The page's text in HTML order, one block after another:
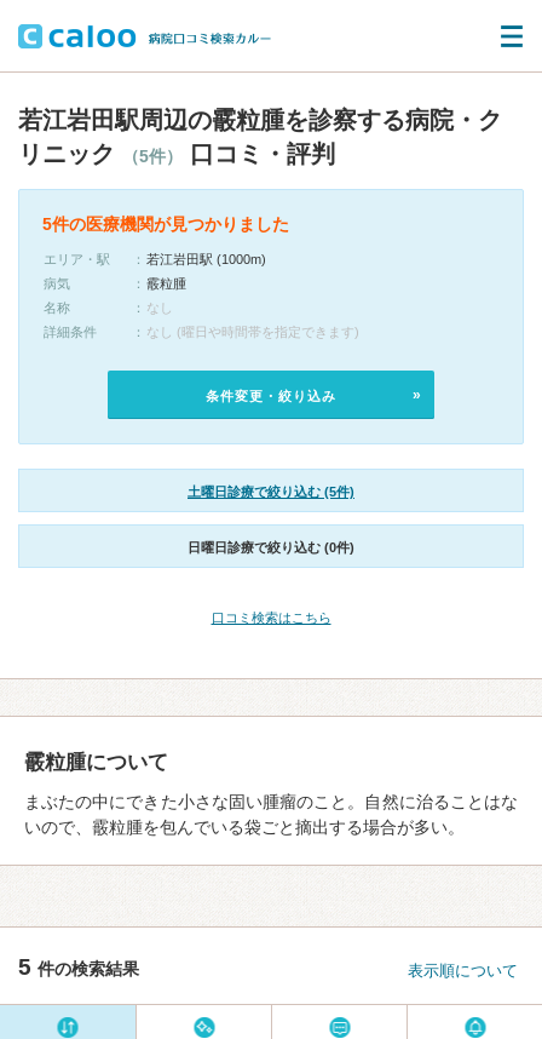
若江岩田駅周辺の霰粒腫を診察する病院・ク
リニック
（5件） 口コミ・評判
5件の医療機関が見つかりました
エリア・駅
若江岩田駅 (1000m)
病気
霰粒腫
名称
なし
詳細条件
なし (曜日や時間帯を指定できます)
条件変更・絞り込み
土曜日診療で絞り込む (5件)
日曜日診療で絞り込む (0件)
口コミ検索はこちら
霰粒腫について
まぶたの中にできた小さな固い腫瘤のこと。自然に治ることはな
いので、霰粒腫を包んでいる袋ごと摘出する場合が多い。
5 件の検索結果 表示順について